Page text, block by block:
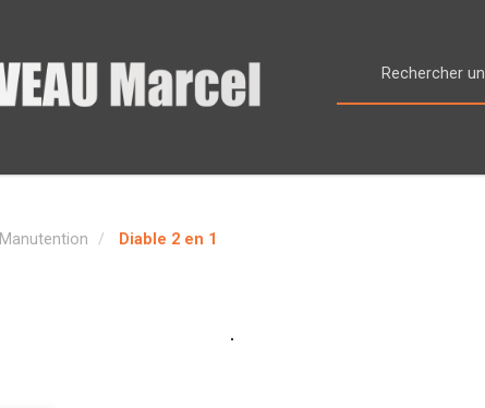
Manutention Diable 2 en 1